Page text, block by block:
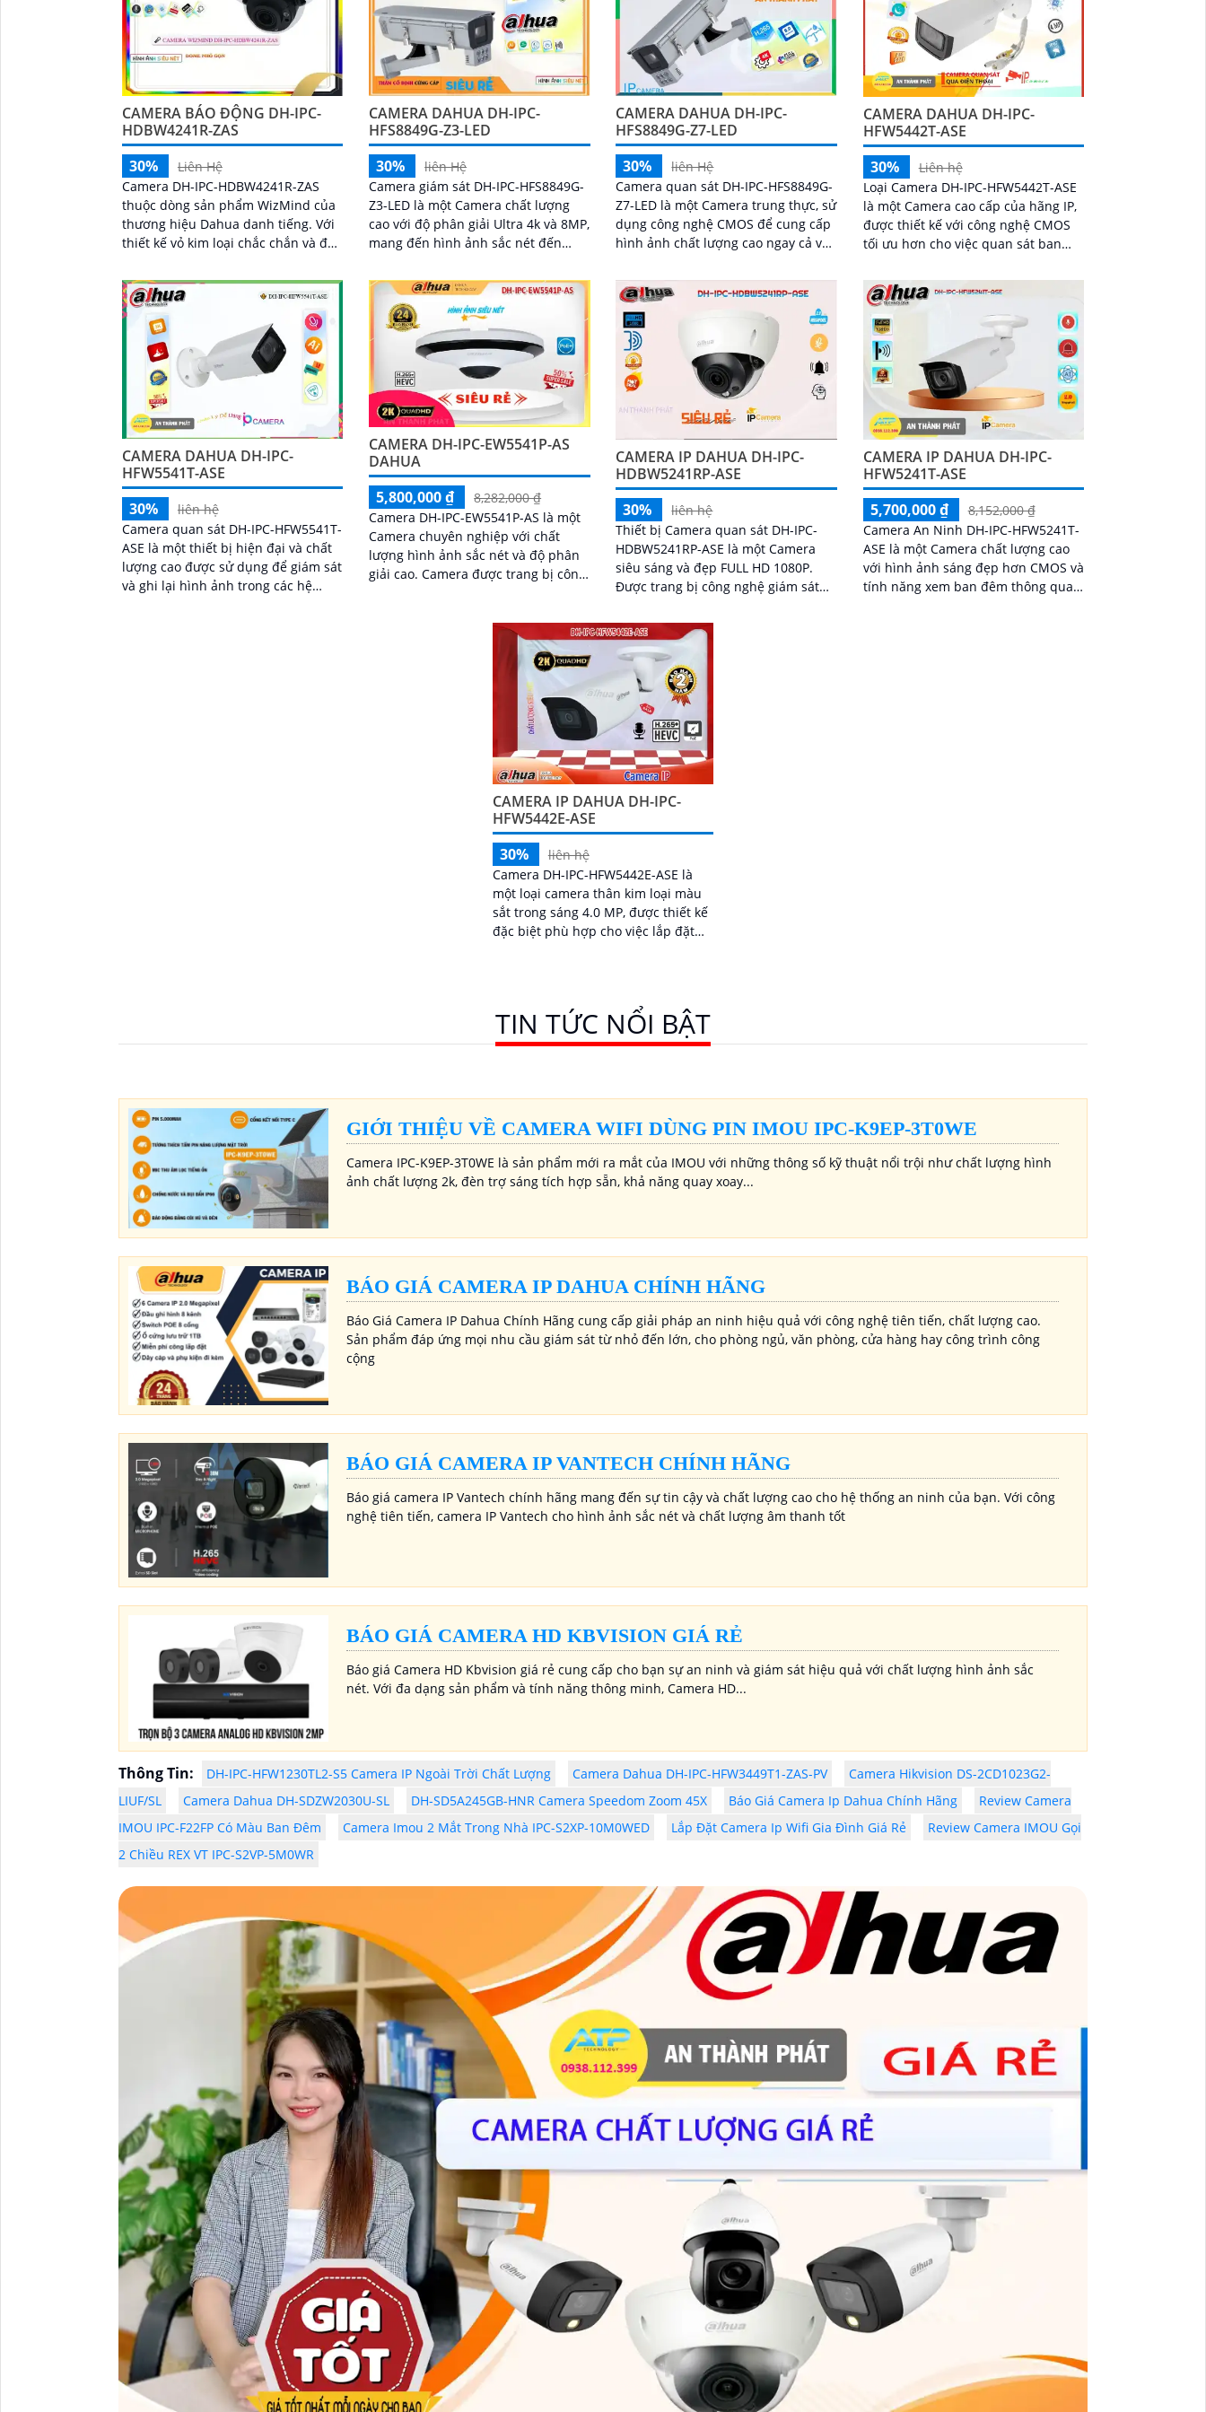
CAMERA BÁO ĐỘNG DH-IPC-
HDBW4241R-ZAS
30%
Liên Hệ
Camera DH-IPC-HDBW4241R-ZAS
thuộc dòng sản phẩm WizMind của
thương hiệu Dahua danh tiếng. Với
thiết kế vỏ kim loại chắc chắn và đạt
camera này...
CAMERA DAHUA DH-IPC-
HFS8849G-Z3-LED
30%
liên Hệ
Camera giám sát DH-IPC-HFS8849G-
Z3-LED là một Camera chất lượng
cao với độ phân giải Ultra 4k và 8MP,
mang đến hình ảnh sắc nét đến
thông số...
CAMERA DAHUA DH-IPC-
HFS8849G-Z7-LED
30%
liên Hệ
Camera quan sát DH-IPC-HFS8849G-
Z7-LED là một Camera trung thực, sử
dụng công nghệ CMOS để cung cấp
hình ảnh chất lượng cao ngay cả vào
IP, camera...
CAMERA DAHUA DH-IPC-
HFW5442T-ASE
30%
Liên hệ
Loại Camera DH-IPC-HFW5442T-ASE
là một Camera cao cấp của hãng IP,
được thiết kế với công nghệ CMOS
tối ưu hơn cho việc quan sát ban
ngoại, camera có thể quan sát trong
khoảng cách lên đến 80m
CAMERA DAHUA DH-IPC-
HFW5541T-ASE
30%
liên hệ
Camera quan sát DH-IPC-HFW5541T-
ASE là một thiết bị hiện đại và chất
lượng cao được sử dụng để giám sát
và ghi lại hình ảnh trong các hệ
CAMERA DH-IPC-EW5541P-AS
DAHUA
5,800,000 ₫
8,282,000 ₫
Camera DH-IPC-EW5541P-AS là một
Camera chuyên nghiệp với chất
lượng hình ảnh sắc nét và độ phân
giải cao. Camera được trang bị công
CAMERA IP DAHUA DH-IPC-
HDBW5241RP-ASE
30%
liên hệ
Thiết bị Camera quan sát DH-IPC-
HDBW5241RP-ASE là một Camera
siêu sáng và đẹp FULL HD 1080P.
Được trang bị công nghệ giám sát
sát lên đến 50m, camera này đảm
bảo hiệu quả trong việc giám sát
ban đêm
CAMERA IP DAHUA DH-IPC-
HFW5241T-ASE
5,700,000 ₫
8,152,000 ₫
Camera An Ninh DH-IPC-HFW5241T-
ASE là một Camera chất lượng cao
với hình ảnh sáng đẹp hơn CMOS và
tính năng xem ban đêm thông qua
CAMERA IP DAHUA DH-IPC-
HFW5442E-ASE
30%
liên hệ
Camera DH-IPC-HFW5442E-ASE là
một loại camera thân kim loại màu
sắt trong sáng 4.0 MP, được thiết kế
đặc biệt phù hợp cho việc lắp đặt
TIN TỨC NỔI BẬT
GIỚI THIỆU VỀ CAMERA WIFI DÙNG PIN IMOU IPC-K9EP-3T0WE
Camera IPC-K9EP-3T0WE là sản phẩm mới ra mắt của IMOU với những thông số kỹ thuật nổi trội như chất lượng hình
ảnh chất lượng 2k, đèn trợ sáng tích hợp sẵn, khả năng quay xoay...
BÁO GIÁ CAMERA IP DAHUA CHÍNH HÃNG
Báo Giá Camera IP Dahua Chính Hãng cung cấp giải pháp an ninh hiệu quả với công nghệ tiên tiến, chất lượng cao.
Sản phẩm đáp ứng mọi nhu cầu giám sát từ nhỏ đến lớn, cho phòng ngủ, văn phòng, cửa hàng hay công trình công
cộng
BÁO GIÁ CAMERA IP VANTECH CHÍNH HÃNG
Báo giá camera IP Vantech chính hãng mang đến sự tin cậy và chất lượng cao cho hệ thống an ninh của bạn. Với công
nghệ tiên tiến, camera IP Vantech cho hình ảnh sắc nét và chất lượng âm thanh tốt
BÁO GIÁ CAMERA HD KBVISION GIÁ RẺ
Báo giá Camera HD Kbvision giá rẻ cung cấp cho bạn sự an ninh và giám sát hiệu quả với chất lượng hình ảnh sắc
nét. Với đa dạng sản phẩm và tính năng thông minh, Camera HD...
Thông Tin: DH-IPC-HFW1230TL2-S5 Camera IP Ngoài Trời Chất Lượng Camera Dahua DH-IPC-HFW3449T1-ZAS-PV
Camera Hikvision DS-2CD1023G2-
LIUF/SL
Camera Dahua DH-SDZW2030U-SL DH-SD5A245GB-HNR Camera Speedom Zoom 45X Báo Giá Camera Ip Dahua Chính Hãng
Review Camera
IMOU IPC-F22FP Có Màu Ban Đêm
Camera Imou 2 Mắt Trong Nhà IPC-S2XP-10M0WED Lắp Đặt Camera Ip Wifi Gia Đình Giá Rẻ
Review Camera IMOU Gọi
2 Chiều REX VT IPC-S2VP-5M0WR